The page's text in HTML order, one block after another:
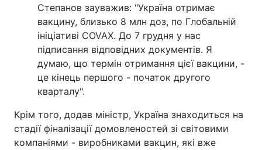
Тема оформлення
Степанов зауважив: "Україна отримає
вакцину, близько 8 млн доз, по Глобальній
ініціативі COVAX. До 7 грудня у нас
підписання відповідних документів. Я
думаю, що термін отримання цієї вакцини, -
це кінець першого - початок другого
кварталу".
Крім того, додав міністр, Україна знаходиться на
стадії фіналізації домовленостей зі світовими
компаніями - виробниками вакцин, які вже